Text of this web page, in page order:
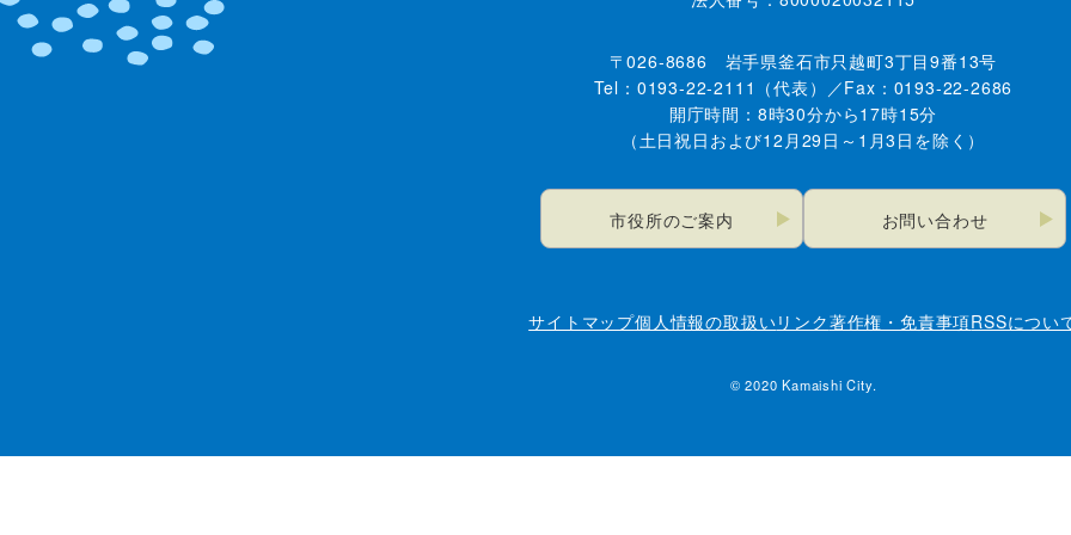
〒026-8686 岩手県釜石市只越町3丁目9番13号
Tel：0193-22-2111（代表）／Fax：0193-22-2686
開庁時間：8時30分から17時15分
（土日祝日および12月29日～1月3日を除く）
市役所のご案内 お問い合わせ
サイトマップ個人情報の取扱いリンク著作権・免責事項RSSについ
© 2020 Kamaishi City.